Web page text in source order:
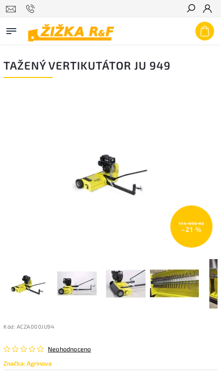
Hledat
TAŽENÝ VERTIKUTÁTOR JU 949
114 990 Kč
–21 %
Kód: ACZA000JU94
Neohodnoceno
Značka:Agrinova